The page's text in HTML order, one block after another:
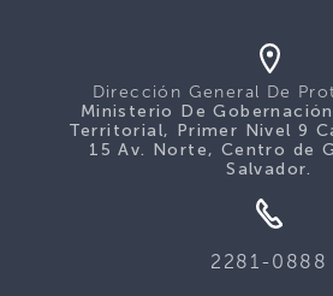
Dirección General De
Ministerio De
Territorial, Primer Nivel 9
15 Av. Norte, Centro de
Salvador.
2281-0888